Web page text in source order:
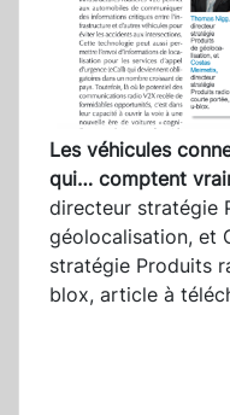
Les véhicules
qui… comptent
directeur stratégie
géolocalisation, et
stratégie Produits
blox, article à